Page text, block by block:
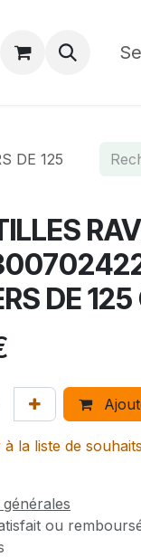
DE 125
DE 125
la liste de souhaits
ou